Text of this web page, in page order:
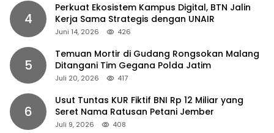
4
Perkuat Ekosistem Kampus Digital, BTN Jalin
Kerja Sama Strategis dengan UNAIR
Juni 14, 2026 426
5
Temuan Mortir di Gudang Rongsokan Malang
Ditangani Tim Gegana Polda Jatim
Juli 20, 2026 417
6
Usut Tuntas KUR Fiktif BNI Rp 12 Miliar yang
Seret Nama Ratusan Petani Jember
Juli 9, 2026 408